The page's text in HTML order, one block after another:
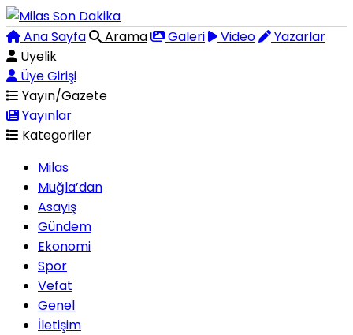
Ana Sayfa Arama Galeri Video
Yazarlar
Üyelik
Üye Girişi
Yayın/Gazete
Yayınlar
Kategoriler
Milas
Muğla’dan
Asayiş
Gündem
Ekonomi
Spor
Vefat
Genel
İletişim